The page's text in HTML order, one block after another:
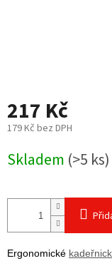
217 Kč
179 Kč bez DPH
cena:
Skladem (>5 ks)
Ergonomické